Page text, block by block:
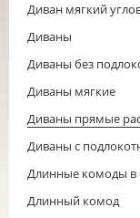
Диван мягкий
Диваны
Диваны без
Диваны мягкие
Диваны прямые
Диваны с
Длинные комоды в
Длинный комод